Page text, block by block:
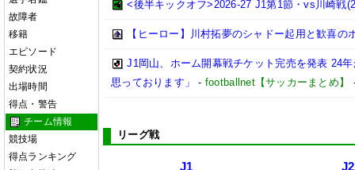
故障者
移籍
エピソード
契約状況
出場時間
得点・警告
チーム情報
競技場
得点ランキング
<後半キックオフ>2026-27 J1第1節・vs川崎戦
【ヒーロー】川村拓夢のシャドー起用と歓喜の
J1岡山、ホーム開幕戦チケット完売を発表 24
思っております」
- footballnet【サッカーまとめ】
リーグ戦
J1
J2